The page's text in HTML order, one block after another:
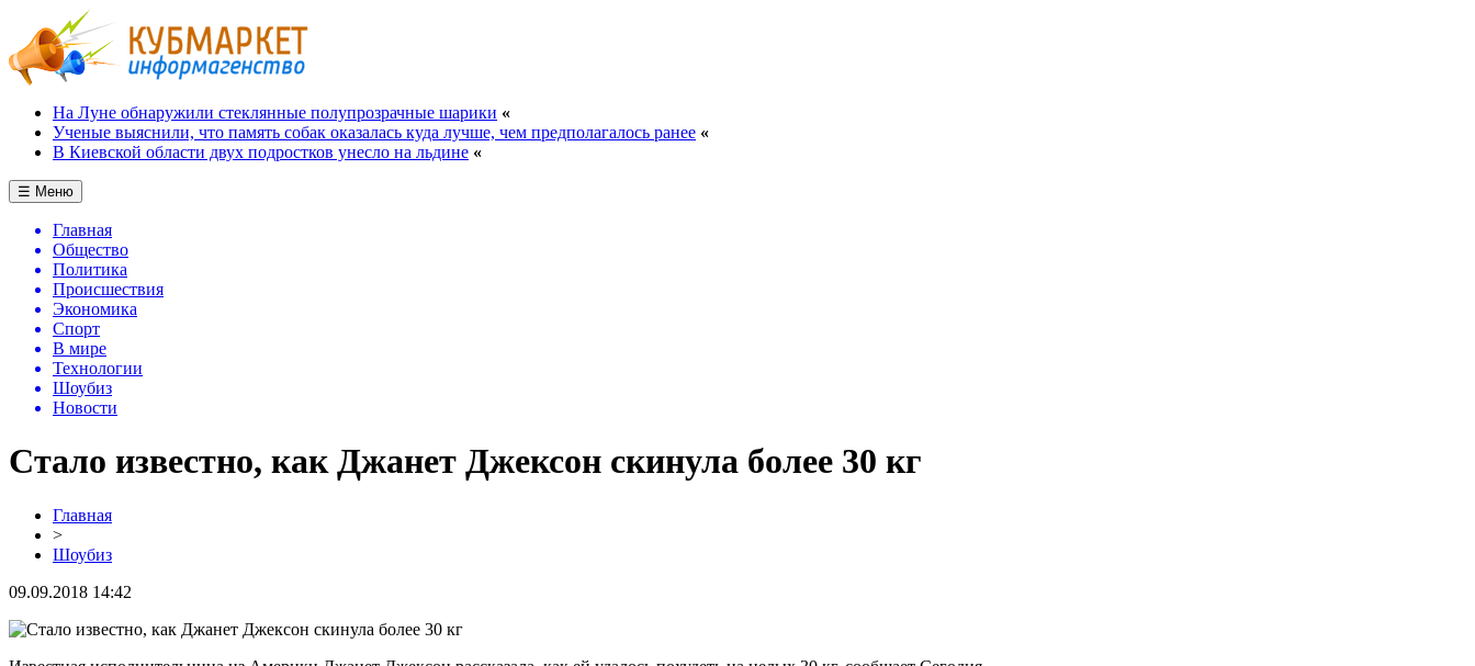
На Луне обнаружили стеклянные полупрозрачные шарики «
Ученые выяснили, что память собак оказалась куда лучше, чем предполагалось ранее «
В Киевской области двух подростков унесло на льдине «
☰ Меню
Главная
Общество
Политика
Происшествия
Экономика
Спорт
В мире
Технологии
Шоубиз
Новости
Стало известно, как Джанет Джексон скинула более 30 кг
Главная
>
Шоубиз
09.09.2018 14:42